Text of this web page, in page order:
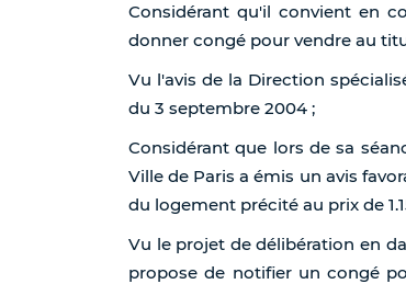
Considérant qu'il convient en
donner congé pour vendre au
Vu l'avis de la Direction
du 3 septembre 2004 ;
Considérant que lors de sa
Ville de Paris a émis un avis
du logement précité au prix de
Vu le projet de délibération en
propose de notifier un congé